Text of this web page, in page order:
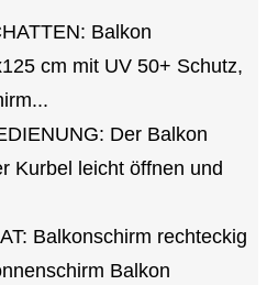
Balkon
cm mit UV 50+ Schutz,
Der Balkon
Kurbel leicht öffnen und
Balkonschirm rechteckig
Balkon